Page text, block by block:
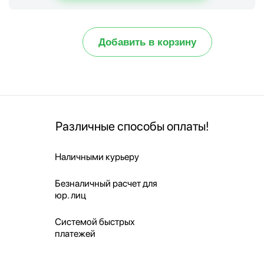
Добавить в корзину
Различные способы оплаты!
Наличными курьеру
Безналичный расчет для
юр. лиц
Системой быстрых
платежей